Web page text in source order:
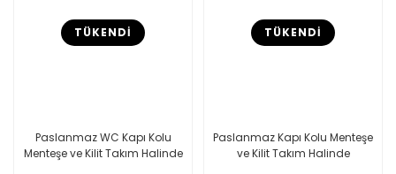
TÜKENDİ
Paslanmaz WC Kapı Kolu
Menteşe ve Kilit Takım Halinde
TÜKENDİ
Paslanmaz Kapı Kolu Menteşe
ve Kilit Takım Halinde